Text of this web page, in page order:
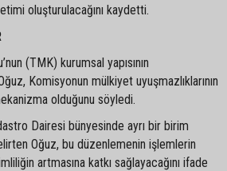
oluşturulacağını kaydetti.
(TMK) kurumsal yapısının
Komisyonun mülkiyet uyuşmazlıklarının
olduğunu söyledi.
Dairesi bünyesinde ayrı bir birim
Oğuz, bu düzenlemenin işlemlerin
artmasına katkı sağlayacağını ifade